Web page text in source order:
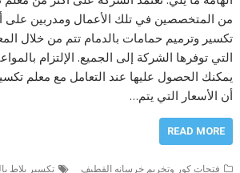
من المتخصصين في تلك الأعمال ومدربين
تكسير وترميم حمامات بالدمام تتم من خلال
التي توفرها الشركة إلى الجميع. الإلتزام
يمكنك الحصول عليها عند التعامل مع معلم
أن الأسعار التي يتم…
READ MORE
فتحات كور وتخريم خرسانه القطيف تكسير بلاط